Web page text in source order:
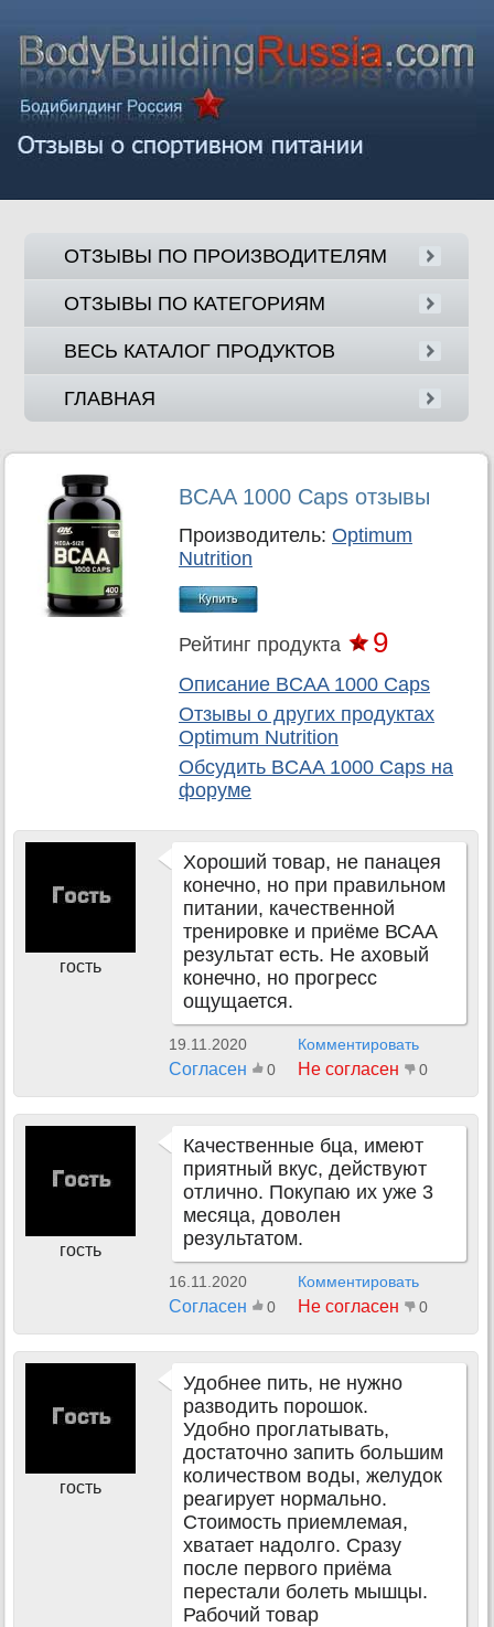
ОТЗЫВЫ ПО ПРОИЗВОДИТЕЛЯМ
ОТЗЫВЫ ПО КАТЕГОРИЯМ
ВЕСЬ КАТАЛОГ ПРОДУКТОВ
ГЛАВНАЯ
BCAA 1000 Caps отзывы
Производитель: Optimum
Nutrition
Рейтинг продукта 9
Описание BCAA 1000 Caps
Отзывы о других продуктах
Optimum Nutrition
Обсудить BCAA 1000 Caps на
форуме
гость
Хороший товар, не панацея
конечно, но при правильном
питании, качественной
тренировке и приёме ВСАА
результат есть. Не аховый
конечно, но прогресс
ощущается.
19.11.2020 Комментировать
Согласен 0 Не согласен 0
гость
Качественные бца, имеют
приятный вкус, действуют
отлично. Покупаю их уже 3
месяца, доволен
результатом.
16.11.2020 Комментировать
Согласен 0 Не согласен 0
гость
Удобнее пить, не нужно
разводить порошок.
Удобно проглатывать,
достаточно запить большим
количеством воды, желудок
реагирует нормально.
Стоимость приемлемая,
хватает надолго. Сразу
после первого приёма
перестали болеть мышцы.
Рабочий товар